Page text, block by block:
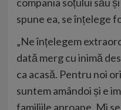
spune ea, se înțelege
„Ne înțelegem
dată merg cu inimă
ca acasă. Pentru noi
suntem amândoi și e
familiile aproape. Mi